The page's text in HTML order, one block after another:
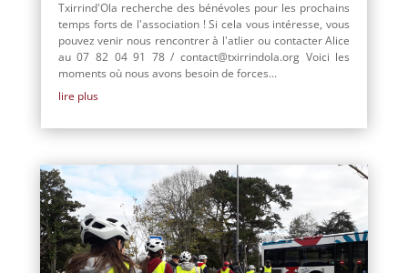
Txirrind'Ola recherche des bénévoles pour les prochains
temps forts de l'association ! Si cela vous intéresse, vous
pouvez venir nous rencontrer à l'atlier ou contacter Alice
au 07 82 04 91 78 / contact@txirrindola.org Voici les
moments où nous avons besoin de forces...
lire plus